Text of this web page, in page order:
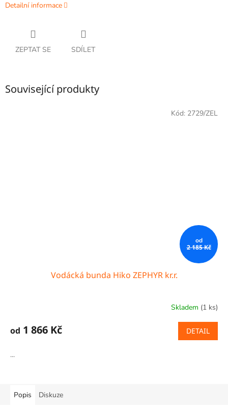
Detailní informace
ZEPTAT SE SDÍLET
Související produkty
od
2 185 Kč
Vodácká bunda Hiko ZEPHYR kr.r.
produktu
z
Skladem (1 ks)
od 1 866 Kč DETAIL
...
Kód: 2729/ZEL
Popis Diskuze